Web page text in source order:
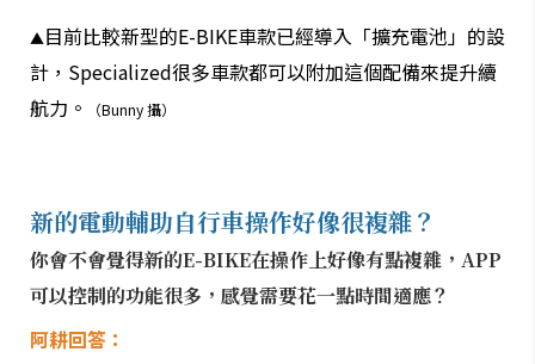
▲目前比較新型的E-BIKE車款已經導入「擴充電池」的設
計，Specialized很多車款都可以附加這個配備來提升續
航力。
（Bunny 攝）
新的電動輔助自行車操作好像很複雜？
你會不會覺得新的E-BIKE在操作上好像有點複雜，APP
可以控制的功能很多，感覺需要花一點時間適應？
阿耕回答：